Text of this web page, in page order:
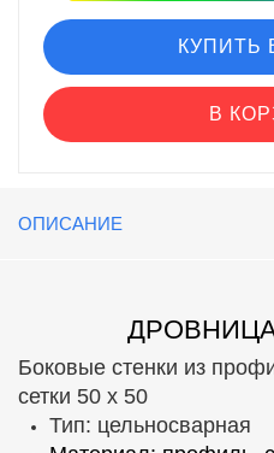
КУПИТЬ
В
ОПИСАНИЕ
Боковые стенки из
сетки 50 х 50
Тип: цельносварная